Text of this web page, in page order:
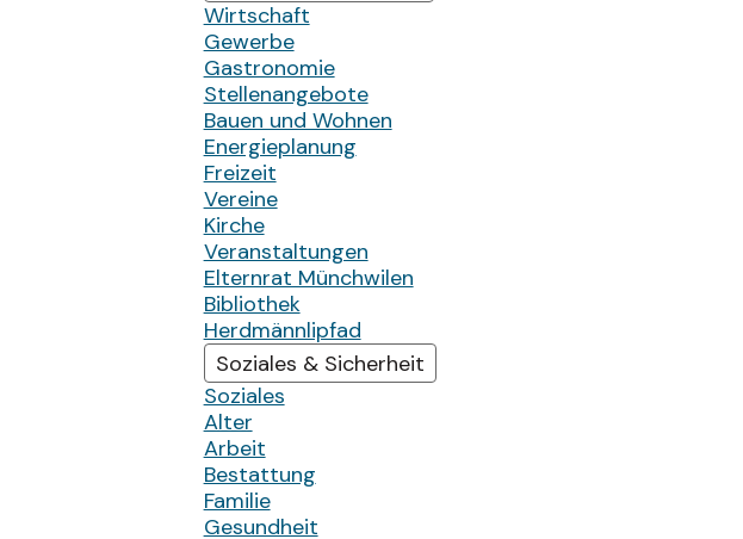
Wirtschaft
Gewerbe
Gastronomie
Stellenangebote
Bauen und Wohnen
Energieplanung
Freizeit
Vereine
Kirche
Veranstaltungen
Elternrat Münchwilen
Bibliothek
Herdmännlipfad
Soziales & Sicherheit
Soziales
Alter
Arbeit
Bestattung
Familie
Gesundheit